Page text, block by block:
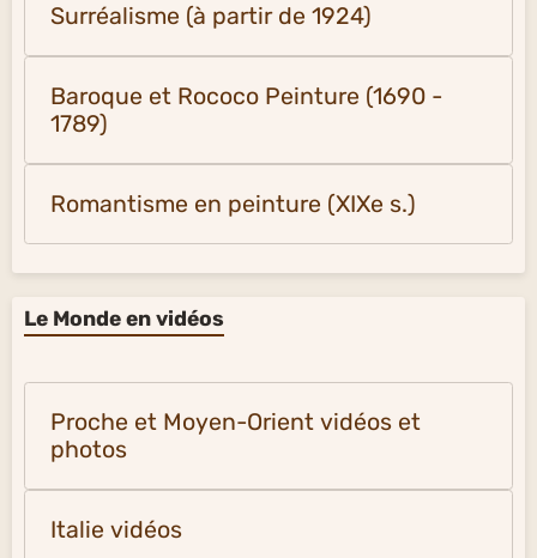
Surréalisme (à partir de 1924)
Baroque et Rococo Peinture (1690 -
1789)
Romantisme en peinture (XIXe s.)
Le Monde en vidéos
Proche et Moyen-Orient vidéos et
photos
Italie vidéos